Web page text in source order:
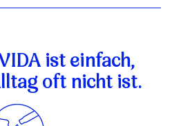
ist einfach,
oft nicht ist.